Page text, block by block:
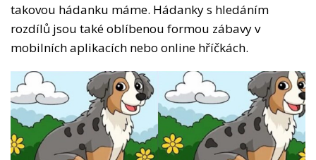
takovou hádanku máme. Hádanky s hledáním
rozdílů jsou také oblíbenou formou zábavy v
mobilních aplikacích nebo online hříčkách.